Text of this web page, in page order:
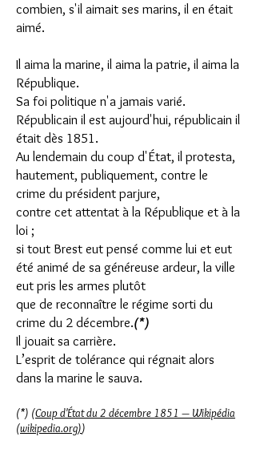
combien, s'il aimait ses marins, il en était
aimé.
Il aima la marine, il aima la patrie, il aima la
République.
Sa foi politique n'a jamais varié.
Républicain il est aujourd'hui, républicain il
était dès 1851.
Au lendemain du coup d'État, il protesta,
hautement, publiquement, contre le
crime du président parjure,
contre cet attentat à la République et à la
loi ;
si tout Brest eut pensé comme lui et eut
été animé de sa généreuse ardeur, la ville
eut pris les armes plutôt
que de reconnaître le régime sorti du
crime du 2 décembre.(*)
Il jouait sa carrière.
L’esprit de tolérance qui régnait alors
dans la marine le sauva.
(*) (Coup d'État du 2 décembre 1851 — Wikipédia
(wikipedia.org))